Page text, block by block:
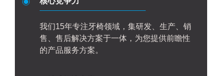
我们15年专注牙椅领域，集研发、生产、销
售、售后解决方案于一体，为您提供前瞻性
的产品服务方案。